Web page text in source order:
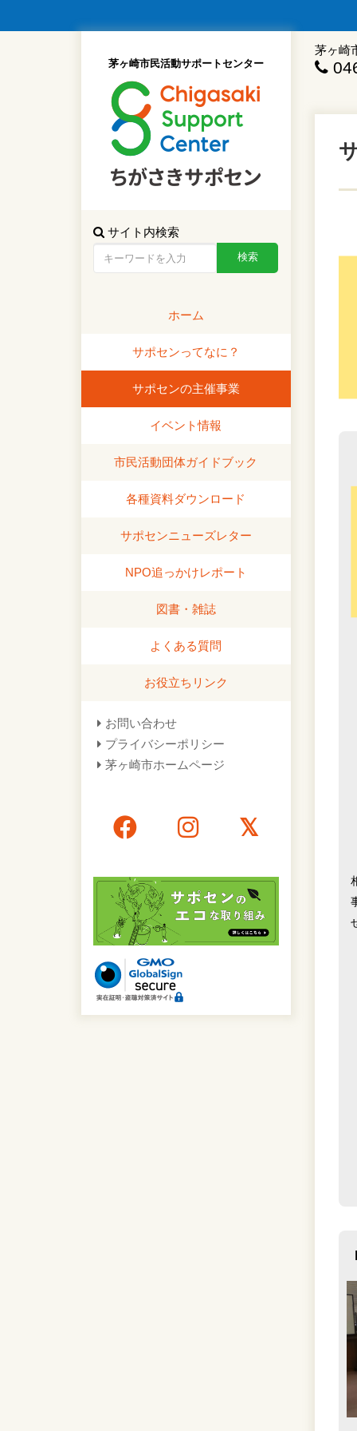
茅ヶ崎
茅ヶ崎市民活動サポートセンター
サイト内検索
ホーム
サポセンってなに？
サポセンの主催事業
イベント情報
市民活動団体ガイドブック
各種資料ダウンロード
サポセンニューズレター
NPO追っかけレポート
図書・雑誌
よくある質問
お役立ちリンク
お問い合わせ
プライバシーポリシー
茅ヶ崎市ホームページ